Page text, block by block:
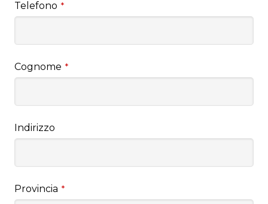
Telefono *
Cognome *
Indirizzo
Provincia *